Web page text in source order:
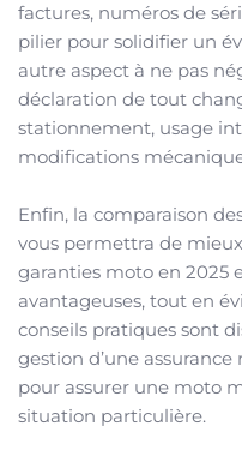
factures, numéros de
pilier pour solidifier un
autre aspect à ne pas
déclaration de tout
stationnement, usage
modifications
Enfin, la comparaison
vous permettra de
garanties moto en 2025
avantageuses, tout en
conseils pratiques sont
gestion d’une
pour assurer une moto
situation particulière.